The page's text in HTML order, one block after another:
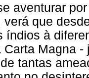
aventurar
verá que
índios à
Carta Magna
tantas